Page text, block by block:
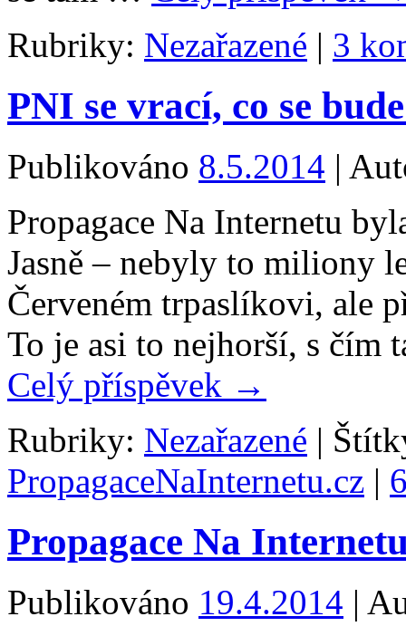
Rubriky: Nezařazené | 3
PNI se vrací, co se
Publikováno 8.5.2014 |
Propagace Na Internetu
Jasně – nebyly to miliony
Červeném trpaslíkovi, ale
To je asi to nejhorší, s
Celý příspěvek →
Rubriky: Nezařazené |
PropagaceNaInternetu.cz |
Propagace Na
Publikováno 19.4.2014 |